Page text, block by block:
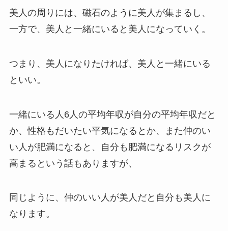
美人の周りには、磁石のように美人が集まるし、
一方で、美人と一緒にいると美人になっていく。
つまり、美人になりたければ、美人と一緒にいる
といい。
一緒にいる人6人の平均年収が自分の平均年収だと
か、性格もだいたい平気になるとか、また仲のい
い人が肥満になると、自分も肥満になるリスクが
高まるという話もありますが、
同じように、仲のいい人が美人だと自分も美人に
なります。